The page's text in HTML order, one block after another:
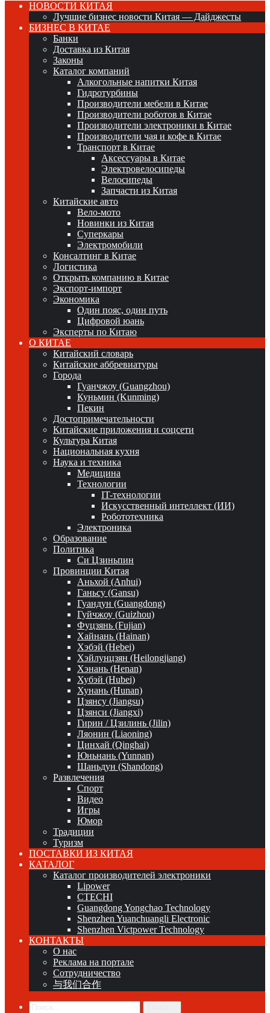
НОВОСТИ КИТАЯ
Лучшие бизнес новости Китая — Дайджесты
БИЗНЕС В КИТАЕ
Банки
Доставка из Китая
Законы
Каталог компаний
Алкогольные напитки Китая
Гидротурбины
Производители мебели в Китае
Производители роботов в Китае
Производители электроники в Китае
Производители чая и кофе в Китае
Транспорт в Китае
Аксессуары в Китае
Электровелосипеды
Велосипеды
Запчасти из Китая
Китайские авто
Вело-мото
Новинки из Китая
Суперкары
Электромобили
Консалтинг в Китае
Логистика
Открыть компанию в Китае
Экспорт-импорт
Экономика
Один пояс, один путь
Цифровой юань
Эксперты по Китаю
О КИТАЕ
Китайский словарь
Китайские аббревиатуры
Города
Гуанчжоу (Guangzhou)
Куньмин (Kunming)
Пекин
Достопримечательности
Китайские приложения и соцсети
Культура Китая
Национальная кухня
Наука и техника
Медицина
Технологии
IT-технологии
Искусственный интеллект (ИИ)
Робототехника
Электроника
Образование
Политика
Си Цзиньпин
Провинции Китая
Аньхой (Anhui)
Ганьсу (Gansu)
Гуандун (Guangdong)
Гуйчжоу (Guizhou)
Фуцзянь (Fujian)
Хайнань (Hainan)
Хэбэй (Hebei)
Хэйлунцзян (Heilongjiang)
Хэнань (Henan)
Хубэй (Hubei)
Хунань (Hunan)
Цзянсу (Jiangsu)
Цзянси (Jiangxi)
Гирин / Цзилинь (Jilin)
Ляонин (Liaoning)
Цинхай (Qinghai)
Юньнань (Yunnan)
Шаньдун (Shandong)
Развлечения
Спорт
Видео
Игры
Юмор
Традиции
Туризм
ПОСТАВКИ ИЗ КИТАЯ
КАТАЛОГ
Каталог производителей электроники
Lipower
CTECHI
Guangdong Yongchao Technology
Shenzhen Yuanchuangli Electronic
Shenzhen Victpower Technology
КОНТАКТЫ
О нас
Реклама на портале
Сотрудничество
与我们合作